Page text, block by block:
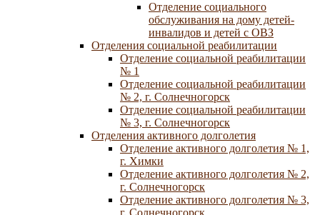
Отделение социального
обслуживания на дому детей-
инвалидов и детей с ОВЗ
Отделения социальной реабилитации
Отделение социальной реабилитации
№ 1
Отделение социальной реабилитации
№ 2, г. Солнечногорск
Отделение социальной реабилитации
№ 3, г. Солнечногорск
Отделения активного долголетия
Отделение активного долголетия № 1,
г. Химки
Отделение активного долголетия № 2,
г. Солнечногорск
Отделение активного долголетия № 3,
г. Солнечногорск